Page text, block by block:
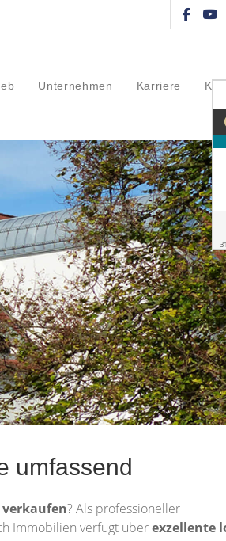
Unternehmen Karriere
umfassend
verkaufen? Als professioneller
Immobilien verfügt überexzellente